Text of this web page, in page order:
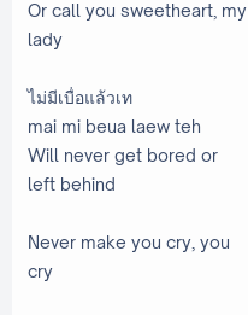
Or call you sweetheart, my
lady
ไม่มีเบื่อแล้วเท
mai mi beua laew teh
Will never get bored or
left behind
Never make you cry, you
cry